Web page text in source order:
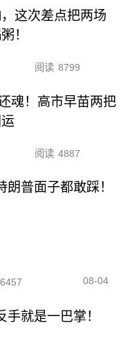
这次差点把两场
！
阅读 8799
魂！高市早苗两把
阅读 4887
普面子都敢踩！
6457 08-04
就是一巴掌！